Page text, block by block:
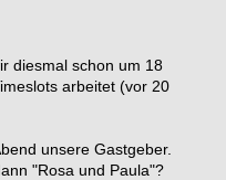
diesmal schon um 18
arbeitet (vor 20
unsere Gastgeber.
"Rosa und Paula"?